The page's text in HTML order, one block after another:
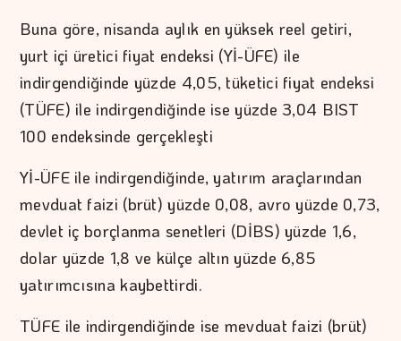
Buna göre, nisanda aylık en yüksek reel getiri,
yurt içi üretici fiyat endeksi (Yİ-ÜFE) ile
indirgendiğinde yüzde 4,05, tüketici fiyat endeksi
(TÜFE) ile indirgendiğinde ise yüzde 3,04 BIST
100 endeksinde gerçekleşti
Yİ-ÜFE ile indirgendiğinde, yatırım araçlarından
mevduat faizi (brüt) yüzde 0,08, avro yüzde 0,73,
devlet iç borçlanma senetleri (DİBS) yüzde 1,6,
dolar yüzde 1,8 ve külçe altın yüzde 6,85
yatırımcısına kaybettirdi.
TÜFE ile indirgendiğinde ise mevduat faizi (brüt)